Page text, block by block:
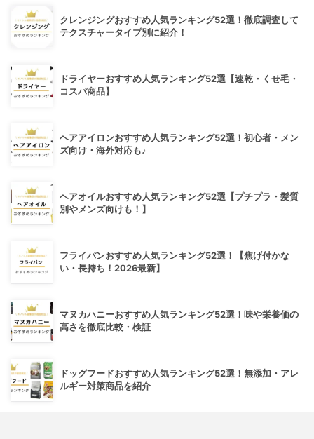
クレンジングおすすめ人気ランキング52選！徹底調査して
テクスチャータイプ別に紹介！
ドライヤーおすすめ人気ランキング52選【速乾・くせ毛・
コスパ商品】
ヘアアイロンおすすめ人気ランキング52選！初心者・メン
ズ向け・海外対応も♪
ヘアオイルおすすめ人気ランキング52選【プチプラ・髪質
別やメンズ向けも！】
フライパンおすすめ人気ランキング52選！【焦げ付かな
い・長持ち！2026最新】
マヌカハニーおすすめ人気ランキング52選！味や栄養価の
高さを徹底比較・検証
ドッグフードおすすめ人気ランキング52選！無添加・アレ
ルギー対策商品を紹介